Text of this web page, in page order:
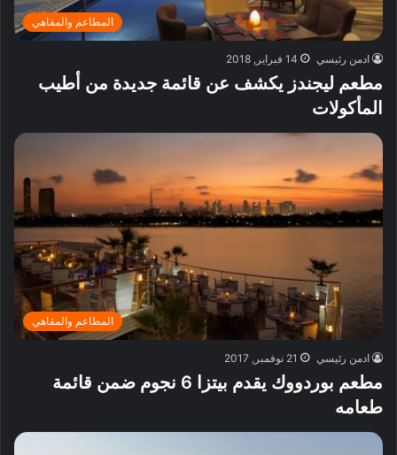
المطاعم والمقاهي
ادمن رئيسي 14 فبراير, 2018
مطعم ليجندز يكشف عن قائمة جديدة من أطيب
المأكولات
المطاعم والمقاهي
ادمن رئيسي 21 نوفمبر, 2017
مطعم بوردووك يقدم بيتزا 6 نجوم ضمن قائمة
طعامه